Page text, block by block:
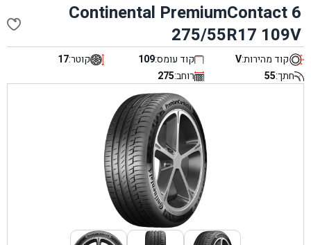
Continental PremiumContact 6
275/55R17 109V
קוד מהירות:V קוד עומס:109 קוטר:17
חתך:55 רוחב:275